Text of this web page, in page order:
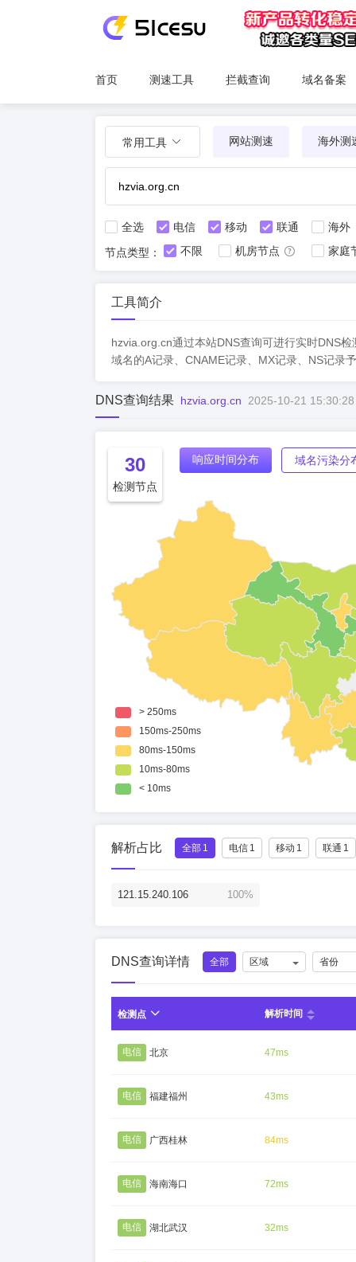
首页 测速工具 拦截查询 域名备案
常用工具 网站测速 海外测
全选 电信 移动 联通
海外
节点类型：
不限 机房节点 家庭
工具简介
hzvia.org.cn通过本站DNS查询可进行实时DNS
域名的A记录、CNAME记录、MX记录、NS记录
DNS查询结果 hzvia.org.cn 2025-10-21 15:30:28
30
检测节点
响应时间分布 域名污染分
解析占比 全部 1 电信 1 移动 1 联通 1
121.15.240.106 100%
DNS查询详情 全部 区域 省份
检测点 解析时间
电信 北京 47ms
电信 福建福州 43ms
电信 广西桂林 84ms
电信 海南海口 72ms
电信 湖北武汉 32ms